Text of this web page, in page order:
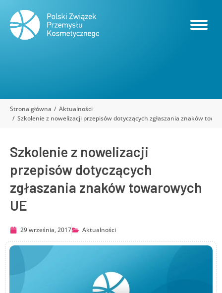
Jesteś tutaj:
Strona główna
Aktualności
Szkolenie z nowelizacji przepisów dotyczących zgłaszania znaków
Szkolenie z nowelizacji
przepisów dotyczących
zgłaszania znaków towarowych
UE
29 września, 2017 Aktualności